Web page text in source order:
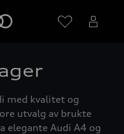
med kvalitet og
utvalg av brukte
elegante Audi A4 og